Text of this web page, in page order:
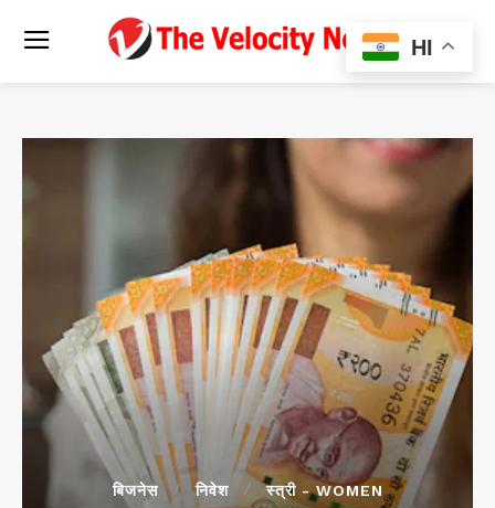
बिजनेस निवेश स्त्री - WOMEN
HI